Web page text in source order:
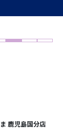
鹿児島国分店